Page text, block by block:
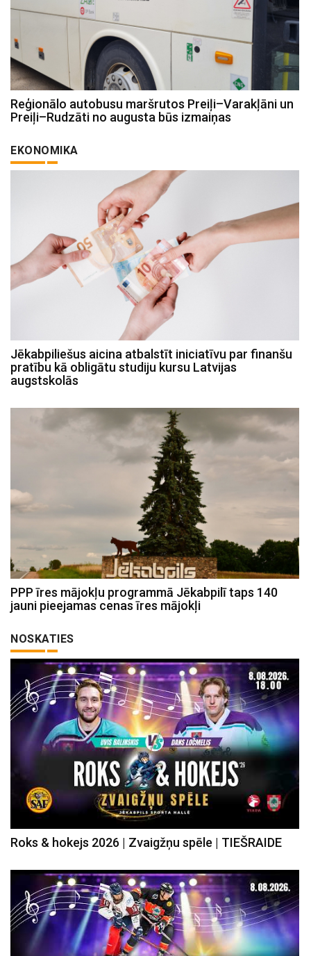
Reģionālo autobusu maršrutos Preiļi–Varakļāni un
Preiļi–Rudzāti no augusta būs izmaiņas
EKONOMIKA
Jēkabpiliešus aicina atbalstīt iniciatīvu par finanšu
pratību kā obligātu studiju kursu Latvijas
augstskolās
PPP īres mājokļu programmā Jēkabpilī taps 140
jauni pieejamas cenas īres mājokļi
NOSKATIES
Roks & hokejs 2026 | Zvaigžņu spēle | TIEŠRAIDE